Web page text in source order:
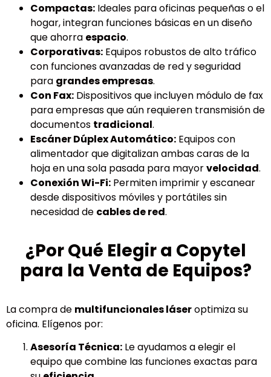
Compactas: Ideales para oficinas pequeñas o el
hogar, integran funciones básicas en un diseño
que ahorra espacio.
Corporativas: Equipos robustos de alto tráfico
con funciones avanzadas de red y seguridad
para grandes empresas.
Con Fax: Dispositivos que incluyen módulo de fax
para empresas que aún requieren transmisión de
documentos tradicional.
Escáner Dúplex Automático: Equipos con
alimentador que digitalizan ambas caras de la
hoja en una sola pasada para mayorvelocidad.
Conexión Wi-Fi: Permiten imprimir y escanear
desde dispositivos móviles y portátiles sin
necesidad de cables de red.
¿Por Qué Elegir a Copytel
para la Venta de Equipos?
La compra de multifuncionales láseroptimiza su
oficina. Elígenos por:
Asesoría Técnica: Le ayudamos a elegir el
equipo que combine las funciones exactas para